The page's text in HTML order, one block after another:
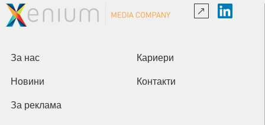
За нас Кариери
Новини Контакти
За реклама